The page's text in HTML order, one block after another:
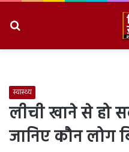
स्वास्थ्य
लीची खाने से हो
जानिए कौन लोग